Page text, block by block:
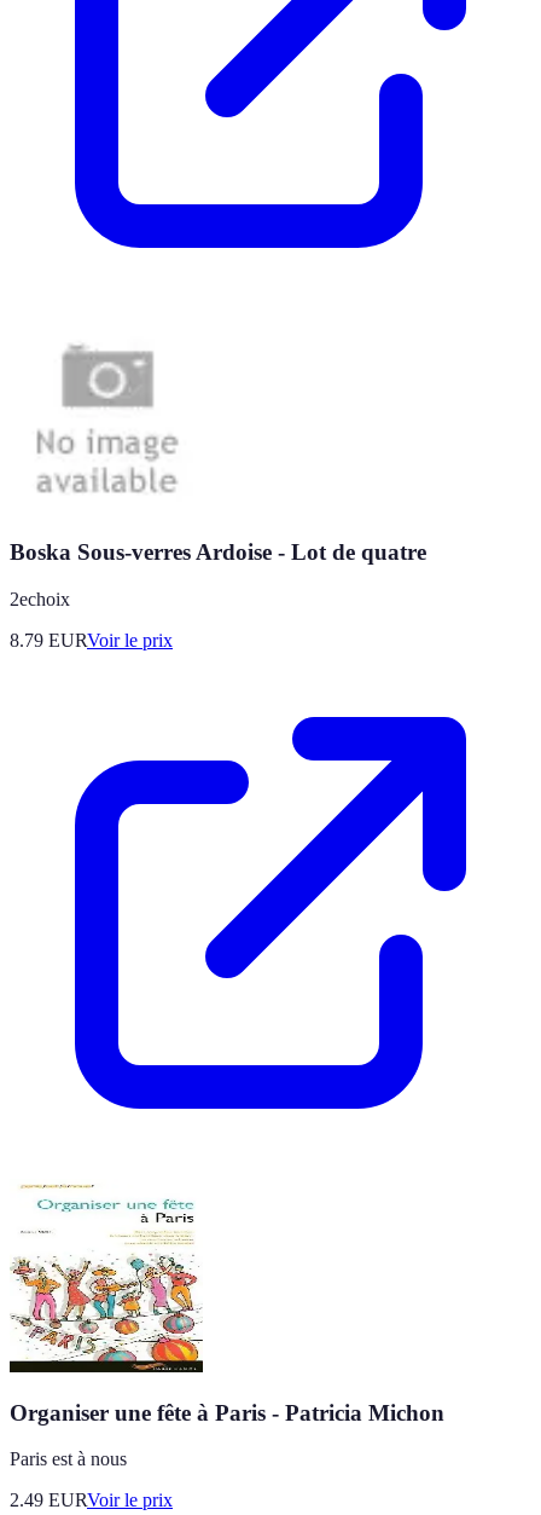
Boska Sous-verres Ardoise - Lot de quatre
2echoix
8.79 EURVoir le prix
Organiser une fête à Paris - Patricia Michon
Paris est à nous
2.49 EURVoir le prix